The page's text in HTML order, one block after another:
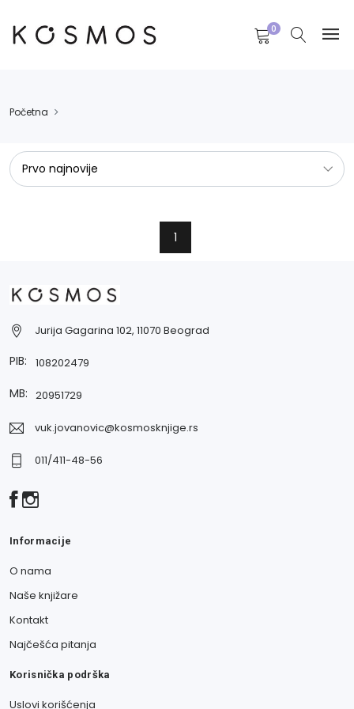
0
Početna
1
Jurija Gagarina 102, 11070 Beograd
PIB: 108202479
MB: 20951729
vuk.jovanovic@kosmosknjige.rs
011/411-48-56
Informacije
O nama
Naše knjižare
Kontakt
Najčešća pitanja
Korisnička podrška
Uslovi korišćenja